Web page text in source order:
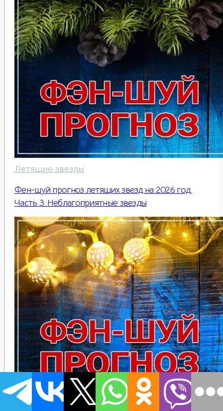
Летящие звезды
Фен-шуй прогноз летящих звезд на 2026 год.
Часть 3: Неблагоприятные звезды
Летящие звезды